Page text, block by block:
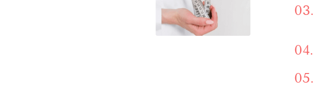
03.
04.
05.